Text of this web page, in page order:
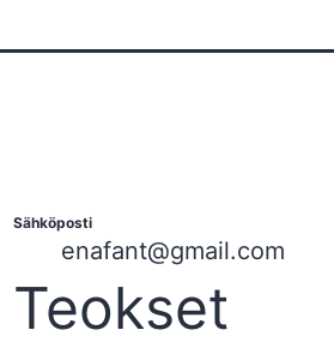
Sähköposti
enafant@gmail.com
Teokset